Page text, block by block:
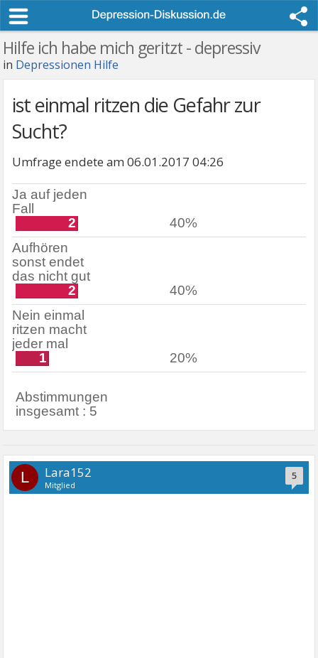
Hilfe ich habe mich geritzt - depressiv
in Depressionen Hilfe
ist einmal ritzen die Gefahr zur
Sucht?
Umfrage endete am 06.01.2017 04:26
Ja auf jeden
Fall
2
40%
Aufhören
sonst endet
das nicht gut
2
40%
Nein einmal
ritzen macht
jeder mal
1
20%
Abstimmungen
insgesamt : 5
5
L Lara152
Mitglied